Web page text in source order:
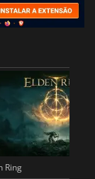
Ring